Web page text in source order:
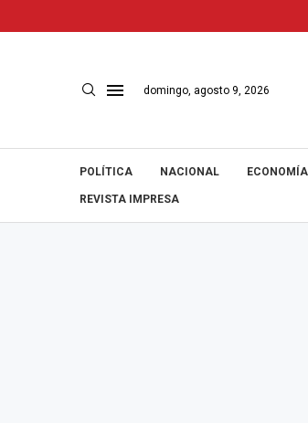
domingo, agosto 9, 2026
POLÍTICA NACIONAL ECONOMÍA
REVISTA IMPRESA